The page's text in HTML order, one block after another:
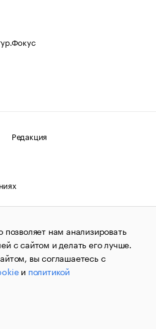
Редакция
О соблюдении авторских прав
1995–2026.Сообщения
агентства «РБК»
службой по надзору в сфере
и массовых
09.12.2015 за номером ИА
пометкой «РБК». Отдельные
информацию,
нам анализировать
с сайтом и делать его лучше.
вы соглашаетесь с
и политикой